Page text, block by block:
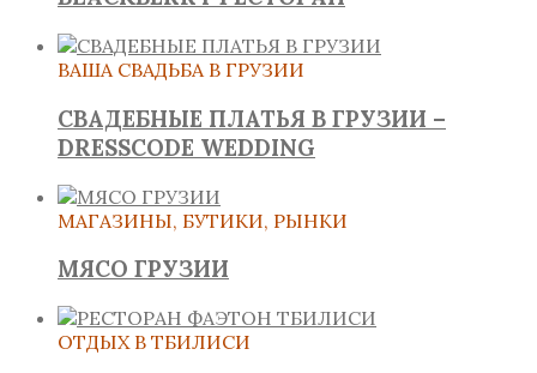
ВАША СВАДЬБА В ГРУЗИИ
СВАДЕБНЫЕ ПЛАТЬЯ В ГРУЗИИ –
DRESSCODE WEDDING
МАГАЗИНЫ, БУТИКИ, РЫНКИ
МЯСО ГРУЗИИ
ОТДЫХ В ТБИЛИСИ